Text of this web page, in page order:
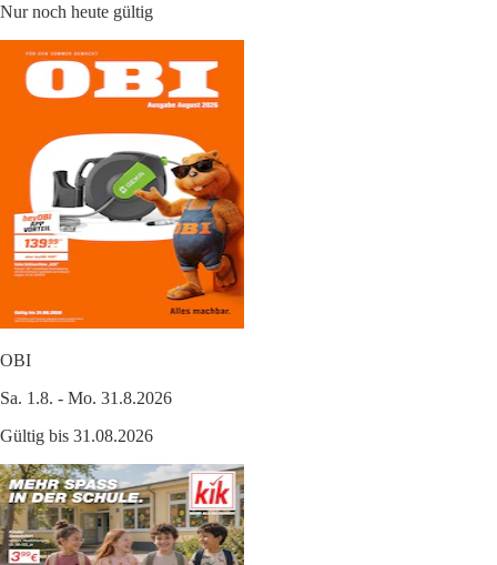
Nur noch heute gültig
OBI
Sa. 1.8. - Mo. 31.8.2026
Gültig bis 31.08.2026